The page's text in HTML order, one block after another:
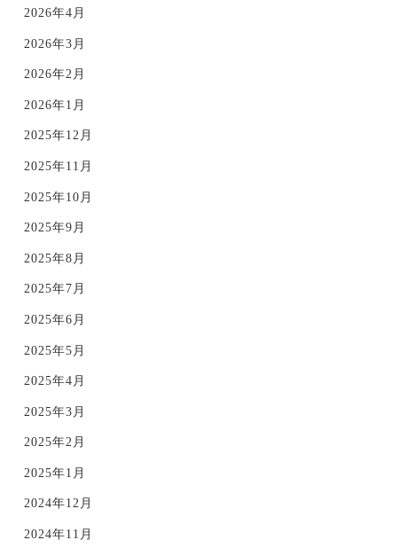
2026年4月
2026年3月
2026年2月
2026年1月
2025年12月
2025年11月
2025年10月
2025年9月
2025年8月
2025年7月
2025年6月
2025年5月
2025年4月
2025年3月
2025年2月
2025年1月
2024年12月
2024年11月